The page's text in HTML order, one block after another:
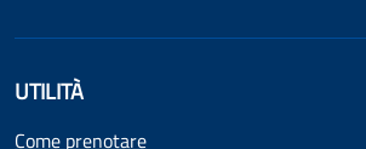
UTILITÀ
Come prenotare